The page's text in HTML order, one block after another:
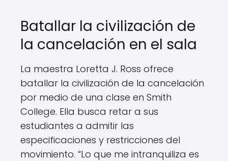
Batallar la civilización de
la cancelación en el sala
La maestra Loretta J. Ross ofrece
batallar la civilización de la cancelación
por medio de una clase en Smith
College. Ella busca retar a sus
estudiantes a admitir las
especificaciones y restricciones del
movimiento. “Lo que me intranquiliza es